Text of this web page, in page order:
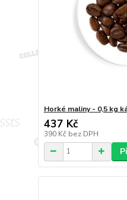
Horké maliny - 0,5 kg
437 Kč
390 Kč bez DPH